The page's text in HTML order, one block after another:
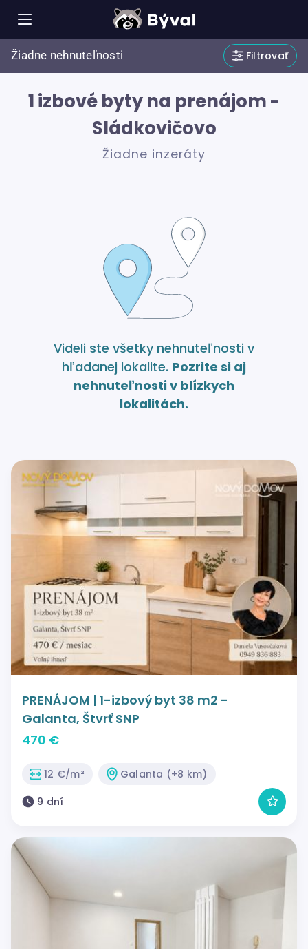
Žiadne nehnuteľnosti Filtrovať
1 izbové byty na prenájom -
Sládkovičovo
Žiadne inzeráty
Videli ste všetky nehnuteľnosti v
hľadanej lokalite. Pozrite si aj
nehnuteľnosti v blízkych
lokalitách.
PRENÁJOM | 1-izbový byt 38 m2 -
Galanta, Štvrť SNP
470 €
12 €/m²
Galanta (+8 km)
9 dní